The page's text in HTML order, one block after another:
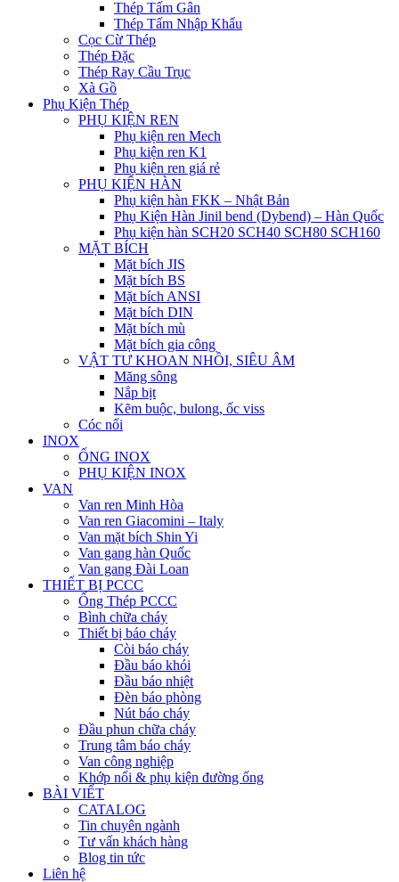
Thép Tấm Gân
Thép Tấm Nhập Khẩu
Cọc Cừ Thép
Thép Đặc
Thép Ray Cầu Trục
Xà Gồ
Phụ Kiện Thép
PHỤ KIỆN REN
Phụ kiện ren Mech
Phụ kiện ren K1
Phụ kiện ren giá rẻ
PHỤ KIỆN HÀN
Phụ kiện hàn FKK – Nhật Bản
Phụ Kiện Hàn Jinil bend (Dybend) – Hàn Quốc
Phụ kiện hàn SCH20 SCH40 SCH80 SCH160
MẶT BÍCH
Mặt bích JIS
Mặt bích BS
Mặt bích ANSI
Mặt bích DIN
Mặt bích mù
Mặt bích gia công
VẬT TƯ KHOAN NHỒI, SIÊU ÂM
Măng sông
Nắp bịt
Kẽm buộc, bulong, ốc viss
Cóc nối
INOX
ỐNG INOX
PHỤ KIỆN INOX
VAN
Van ren Minh Hòa
Van ren Giacomini – Italy
Van mặt bích Shin Yi
Van gang hàn Quốc
Van gang Đài Loan
THIẾT BỊ PCCC
Ống Thép PCCC
Bình chữa cháy
Thiết bị báo cháy
Còi báo cháy
Đầu báo khói
Đầu báo nhiệt
Đèn báo phòng
Nút báo cháy
Đầu phun chữa cháy
Trung tâm báo cháy
Van công nghiệp
Khớp nối & phụ kiện đường ống
BÀI VIẾT
CATALOG
Tin chuyên ngành
Tư vấn khách hàng
Blog tin tức
Liên hệ